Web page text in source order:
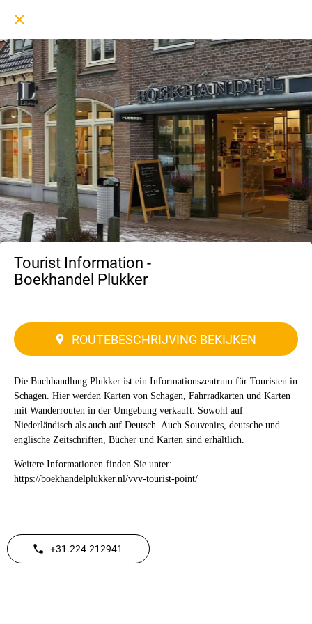
Tourist Information -
Boekhandel Plukker
ROUTEBESCHRIJVING BEKIJKEN
Die Buchhandlung Plukker ist ein Informationszentrum für Touristen in
Schagen. Hier werden Karten von Schagen, Fahrradkarten und Karten
mit Wanderrouten in der Umgebung verkauft. Sowohl auf
Niederländisch als auch auf Deutsch. Auch Souvenirs, deutsche und
englische Zeitschriften, Bücher und Karten sind erhältlich.
Weitere Informationen finden Sie unter:
https://boekhandelplukker.nl/vvv-tourist-point/
+31.224-212941